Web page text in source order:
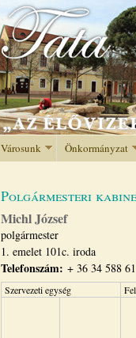
Városunk Önkormányzat
Polgármesteri
Michl József
polgármester
1. emelet 101c. iroda
Telefonszám: + 36 34 588
Szervezeti egység